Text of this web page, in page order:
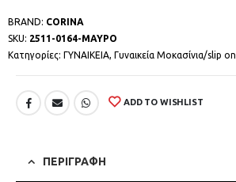
BRAND: CORINA
SKU: 2511-0164-ΜΑΥΡΟ
Κατηγορίες: ΓΥΝΑΙΚΕΙΑ, Γυναικεία Μοκασίνια/slip on
ADD TO WISHLIST
ΠΕΡΙΓΡΑΦΗ